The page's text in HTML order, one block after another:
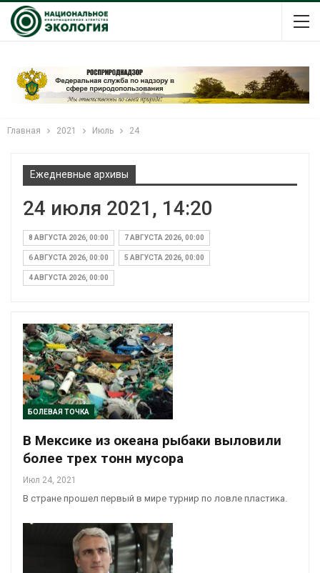
Главная 2021 Июль 24
Ежедневные архивы
24 июля 2021, 14:20
8 АВГУСТА 2026, 00:00 7 АВГУСТА 2026, 00:00
6 АВГУСТА 2026, 00:00 5 АВГУСТА 2026, 00:00
4 АВГУСТА 2026, 00:00
БОЛЕВАЯ ТОЧКА
В Мексике из океана рыбаки выловили
более трех тонн мусора
Июл 24, 2021
В стране прошел первый в мире турнир по ловле пластика.